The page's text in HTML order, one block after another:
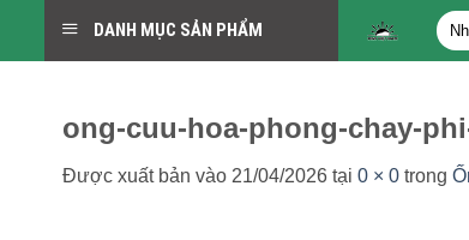
Tìm
DANH MỤC SẢN PHẨM
ong-cuu-hoa-phong-chay-
Được xuất bản vào 21/04/2026 tại 0 × 0 trong